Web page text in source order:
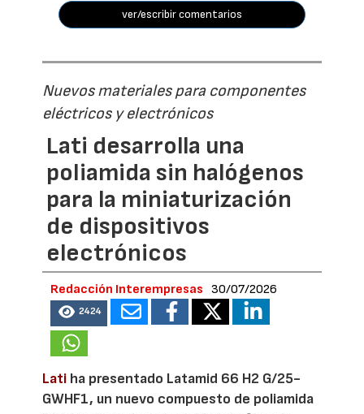
ver/escribir comentarios
Nuevos materiales para componentes
eléctricos y electrónicos
Lati desarrolla una
poliamida sin halógenos
para la miniaturización
de dispositivos
electrónicos
Redacción Interempresas 30/07/2026
2424
Lati ha presentado Latamid 66 H2 G/25-
GWHF1, un nuevo compuesto de poliamida